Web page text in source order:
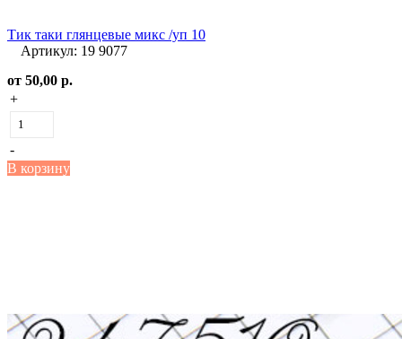
Тик таки глянцевые микс /уп 10
Артикул: 19 9077
от 50,00 р.
+
-
В корзину